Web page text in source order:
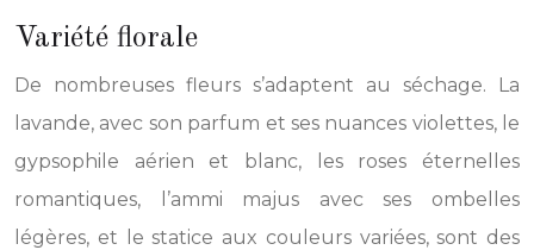
Variété florale
De nombreuses fleurs s’adaptent au séchage. La
lavande, avec son parfum et ses nuances violettes, le
gypsophile aérien et blanc, les roses éternelles
romantiques, l’ammi majus avec ses ombelles
légères, et le statice aux couleurs variées, sont des